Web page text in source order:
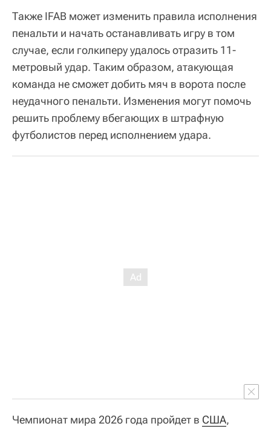
Также IFAB может изменить правила исполнения
пенальти и начать останавливать игру в том
случае, если голкиперу удалось отразить 11-
метровый удар. Таким образом, атакующая
команда не сможет добить мяч в ворота после
неудачного пенальти. Изменения могут помочь
решить проблему вбегающих в штрафную
футболистов перед исполнением удара.
Чемпионат мира 2026 года пройдет в США,